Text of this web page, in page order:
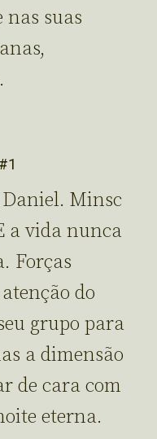
nas suas
Daniel. Minsc
a vida nunca
Forças
do
grupo para
a dimensão
de cara com
eterna.